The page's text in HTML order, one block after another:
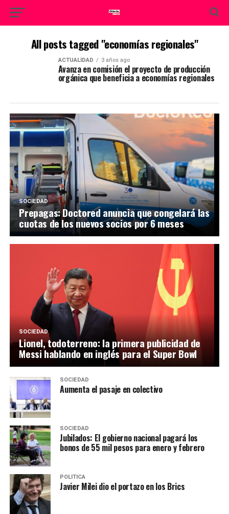
All posts tagged "economías regionales"
ACTUALIDAD 3 años ago
Avanza en comisión el proyecto de producción
orgánica que beneficia a economías regionales
SOCIEDAD
Prepagas: Doctored anuncia que congelará las
cuotas de los nuevos socios por 6 meses
SOCIEDAD
Lionel, todoterreno: la primera publicidad de
Messi hablando en inglés para el Super Bowl
SOCIEDAD
Aumenta el pasaje en colectivo
SOCIEDAD
Jubilados: El gobierno nacional pagará los
bonos de 55 mil pesos para enero y febrero
POLITICA
Javier Milei dio el portazo en los Brics